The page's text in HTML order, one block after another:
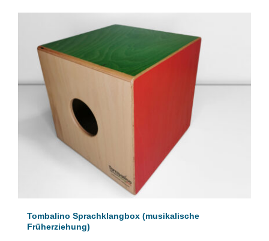
Tombalino Sprachklangbox (musikalische
Früherziehung)